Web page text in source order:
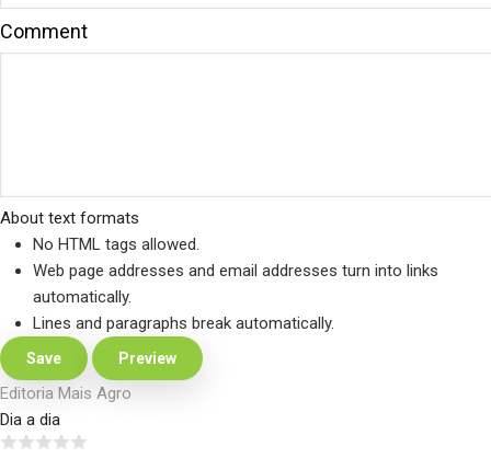
Comment
About text formats
No HTML tags allowed.
Web page addresses and email addresses turn into links
automatically.
Lines and paragraphs break automatically.
Editoria Mais Agro
Dia a dia